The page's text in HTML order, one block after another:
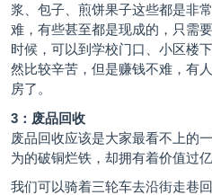
浆、包子、煎饼果子这些都是非
难，有些甚至都是现成的，只需
时候，可以到学校门口、小区楼
然比较辛苦，但是赚钱不难，有
房了。
3：废品回收
废品回收应该是大家最看不上的
为的破铜烂铁，却拥有着价值过亿
我们可以骑着三轮车去沿街走巷